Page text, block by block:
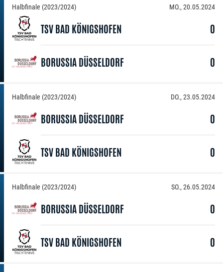
Halbfinale (2023/2024) MO., 20.05.2024
TSV BAD KÖNIGSHOFEN 0
BORUSSIA DÜSSELDORF 0
Halbfinale (2023/2024) DO., 23.05.2024
BORUSSIA DÜSSELDORF 0
TSV BAD KÖNIGSHOFEN 0
Halbfinale (2023/2024) SO., 26.05.2024
BORUSSIA DÜSSELDORF 0
TSV BAD KÖNIGSHOFEN 0